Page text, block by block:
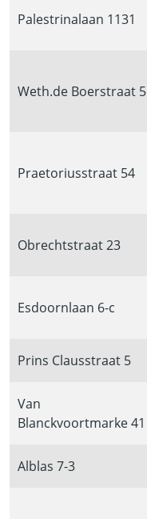
Palestrinalaan 1131
Weth.de Boerstraat 5
Praetoriusstraat 54
Obrechtstraat 23
Esdoornlaan 6-c
Prins Clausstraat 5
Van
Blanckvoortmarke 41
Alblas 7-3